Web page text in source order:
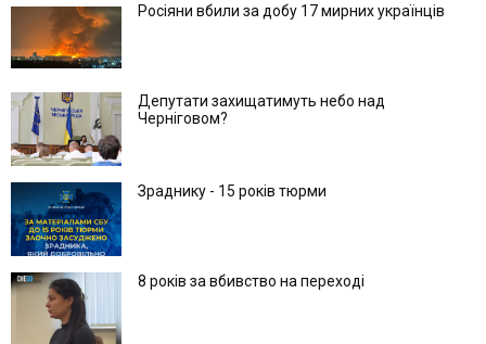
Росіяни вбили за добу 17 мирних українців
Депутати захищатимуть небо над
Черніговом?
Зраднику - 15 років тюрми
8 років за вбивство на переході